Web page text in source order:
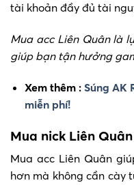
tài khoản đầy đủ tài
Mua acc Liên Quân là
giúp bạn tận hưởng
Xem thêm : Súng AK
miễn phí!
Mua nick Liên
Mua acc Liên Quân
hơn mà không cần cày